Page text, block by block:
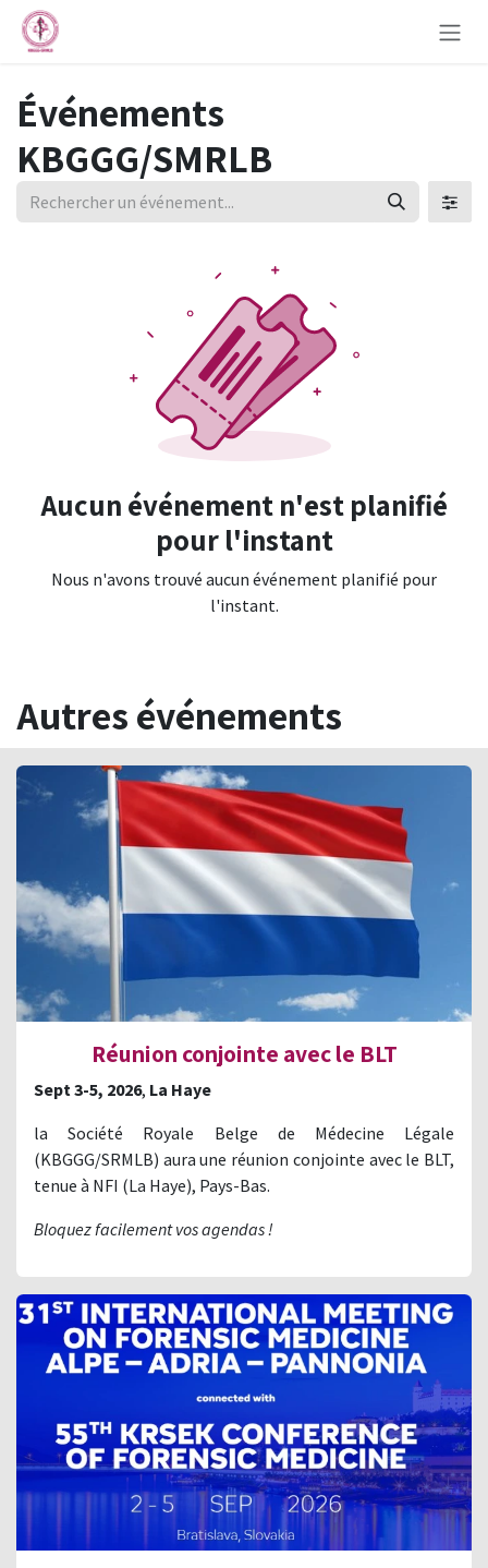
Se rendre au contenu
Événements
KBGGG/SMRLB
Aucun événement n'est planifié
pour l'instant
Nous n'avons trouvé aucun événement planifié pour
l'instant.
Autres événements
Réunion conjointe avec le BLT
Sept 3-5, 2026, La Haye
la Société Royale Belge de Médecine Légale
(KBGGG/SRMLB) aura une réunion conjointe avec le BLT,
tenue à NFI (La Haye), Pays-Bas.
Bloquez facilement vos agendas !